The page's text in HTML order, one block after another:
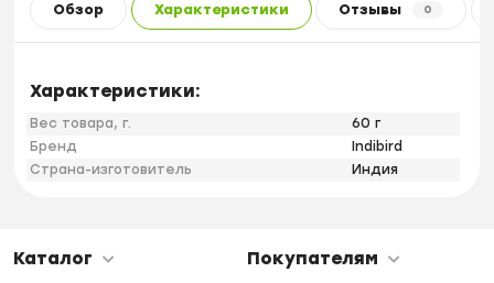
Обзор Характеристики Отзывы 0
Характеристики:
Вес товара, г.
60 г
Бренд
Indibird
Страна-изготовитель
Индия
Каталог Покупателям